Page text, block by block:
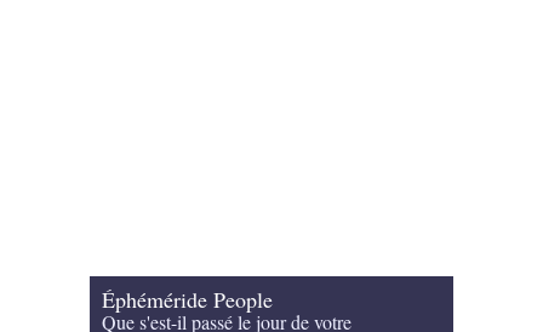
Éphéméride People
Que s'est-il passé le jour de votre